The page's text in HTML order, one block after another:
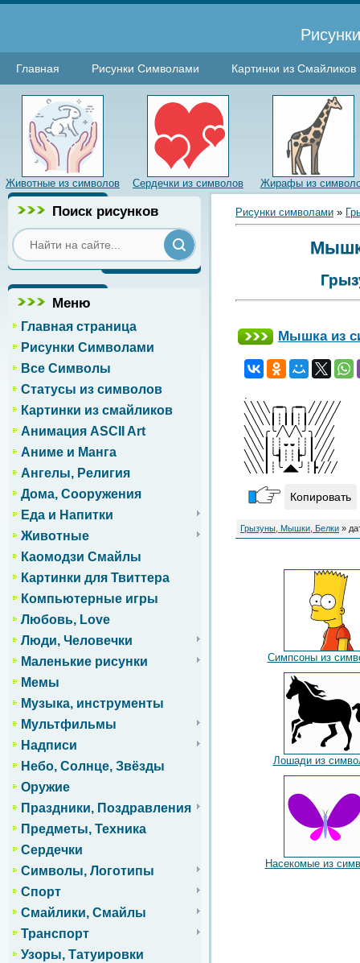
Главная Рисунки Символами Картинки из Смайликов
Животные из символов Сердечки из символов Жирафы из
Поиск рисунков
Меню
Главная страница
Рисунки Символами
Все Символы
Статусы из символов
Картинки из смайликов
Анимация ASCII Art
Аниме и Манга
Ангелы, Религия
Дома, Сооружения
Еда и Напитки
Животные
Каомодзи Смайлы
Картинки для Твиттера
Компьютерные игры
Любовь, Love
Люди, Человечки
Маленькие рисунки
Мемы
Музыка, инструменты
Мультфильмы
Надписи
Небо, Солнце, Звёзды
Оружие
Праздники, Поздравления
Предметы, Техника
Сердечки
Символы, Логотипы
Спорт
Смайлики, Смайлы
Транспорт
Узоры, Татуировки
Рисунки символами »
Мышка из
.
╲╲╲╲╭━╮╭━╮╱╱╱╱╱
╲╲╲╲┃┊┃┃┊┃╱╱╱╱
╲╲╲╭╰╱╲╱╲╯╮╱╱╱
╲╲╲┃┊┊◒◒┊┊┃╱╱╱
╲╲╲┃╰┫┊┊┣╯┃╱╱╱
╲╲╲┃┊╰◢◣╯┊┣╱╱╱
Копировать
Грызуны, Мышки, Белки »
Симпсоны из
Лошади из
Насекомые из